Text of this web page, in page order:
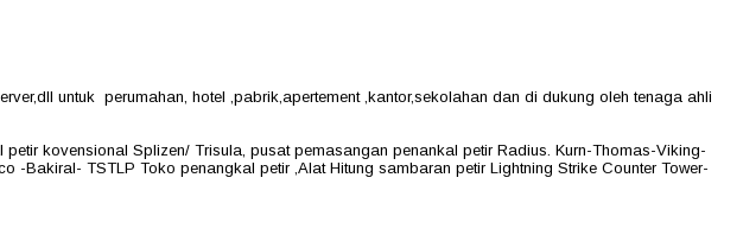
untuk perumahan, hotel ,pabrik,apertement ,kantor,sekolahan dan di dukung oleh tenaga ahli
kovensional Splizen/ Trisula, pusat pemasangan penankal petir Radius. Kurn-Thomas-Viking-
-Bakiral- TSTLP Toko penangkal petir ,Alat Hitung sambaran petir Lightning Strike Counter Tower-